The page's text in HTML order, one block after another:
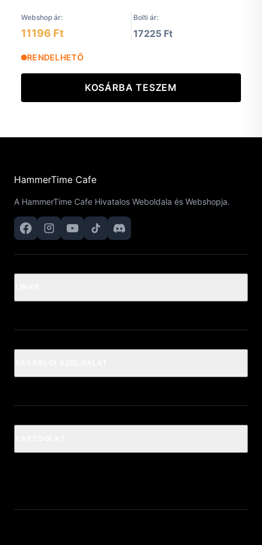
Webshop ár: Bolti ár:
11196 Ft 17225 Ft
RENDELHETŐ
KOSÁRBA TESZEM
HammerTime Cafe
A HammerTime Cafe Hivatalos Weboldala és Webshopja.